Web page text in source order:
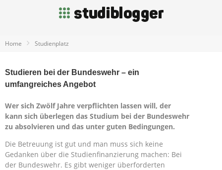
Home Studienplatz
Studieren bei der Bundeswehr – ein
umfangreiches Angebot
Wer sich Zwölf Jahre verpflichten lassen will, der
kann sich überlegen das Studium bei der Bundeswehr
zu absolvieren und das unter guten Bedingungen.
Die Betreuung ist gut und man muss sich keine
Gedanken über die Studienfinanzierung machen: Bei
der Bundeswehr. Es gibt weniger überforderten